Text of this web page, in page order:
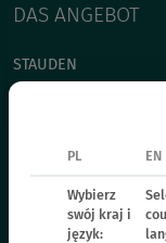
DAS ANGEBOT
STAUDEN
EINJÄHRIGE
TOPFPFLANZEN
CHRYSANTHEMEN
PL EN
Wybierz
swój kraj i
język: